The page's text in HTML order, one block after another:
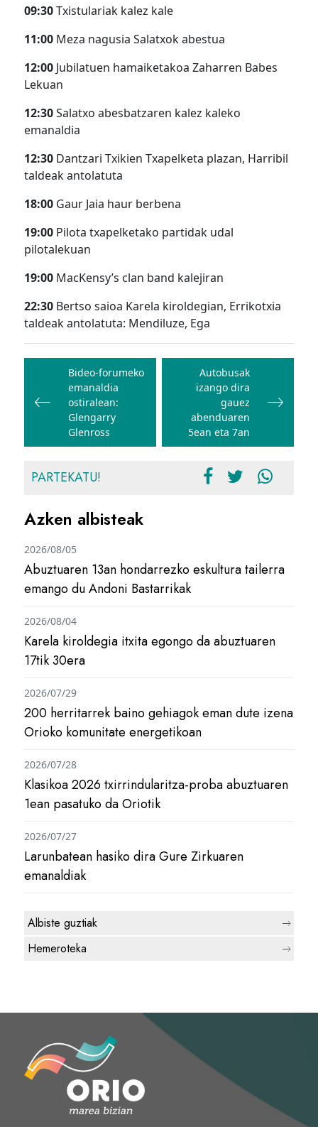
09:30Txistulariak kalez kale
11:00 Meza nagusia Salatxok abestua
12:00 Jubilatuen hamaiketakoa Zaharren Babes
Lekuan
12:30Salatxo abesbatzaren kalez kaleko
emanaldia
12:30 Dantzari Txikien Txapelketa plazan, Harribil
taldeak antolatuta
18:00 Gaur Jaia haur berbena
19:00 Pilota txapelketako partidak udal
pilotalekuan
19:00 MacKensy’s clan band kalejiran
22:30 Bertso saioa Karela kiroldegian, Errikotxia
taldeak antolatuta: Mendiluze, Ega
Bidalketetan
zehar
nabigatu
Bideo-forumeko
emanaldia
ostiralean:
Glengarry
Glenross
Autobusak
izango dira
gauez
abenduaren
5ean eta 7an
PARTEKATU!
Azken albisteak
Abuztuaren 13an hondarrezko eskultura tailerra
emango du Andoni Bastarrikak
2026/08/05
Karela kiroldegia itxita egongo da abuztuaren
17tik 30era
2026/08/04
200 herritarrek baino gehiagok eman dute izena
Orioko komunitate energetikoan
2026/07/29
Klasikoa 2026 txirrindularitza-proba abuztuaren
1ean pasatuko da Oriotik
2026/07/28
Larunbatean hasiko dira Gure Zirkuaren
emanaldiak
2026/07/27
Albiste guztiak
Hemeroteka